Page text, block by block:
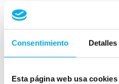
Consentimiento Detalles
Esta página web usa cookies
achatarra tiene más de
tiene movilidad
a los 1.500 euros, la
estos supuestos.